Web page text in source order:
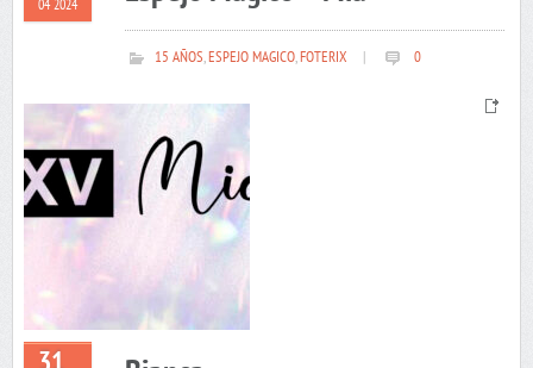
04 2024
15 AÑOS,ESPEJO MAGICO,FOTERIX 0